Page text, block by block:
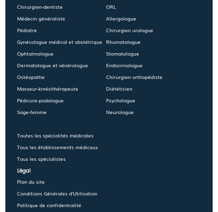
Chirurgien-dentiste
Médecin généraliste
Pédiatre
Gynécologue médical et obstétrique
Ophtalmologue
Dermatologue et vénérologue
Ostéopathe
Masseur-kinésithérapeute
Pédicure-podologue
Sage-femme
Toutes les spécialités médicales
Tous les établissements médicaux
Tous les spécialistes
ORL
Allergologue
Chirurgien urologue
Rhumatologue
Stomatologue
Endocrinologue
Chirurgien orthopédiste
Diététicien
Psychologue
Neurologue
Légal
Plan du site
Conditions Générales d'Utilisation
Politique de confidentialité